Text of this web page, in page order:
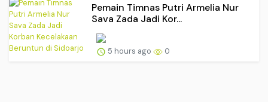
Pemain Timnas Putri Armelia Nur
Sava Zada Jadi Kor...
5 hours ago 0